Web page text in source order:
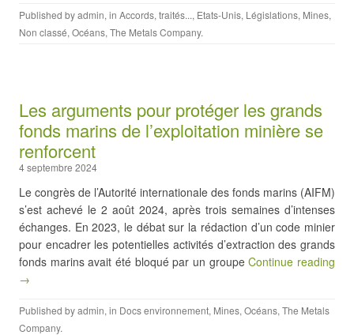
Published byadmin, in Accords, traités..., Etats-Unis, Législations, Mines,
Non classé, Océans, The Metals Company.
Les arguments pour protéger les grands
fonds marins de l’exploitation minière se
renforcent
4 septembre 2024
Le congrès de l’Autorité internationale des fonds marins (AIFM)
s’est achevé le 2 août 2024, après trois semaines d’intenses
échanges. En 2023, le débat sur la rédaction d’un code minier
pour encadrer les potentielles activités d’extraction des grands
fonds marins avait été bloqué par un groupeContinue reading
→
Published byadmin, in Docs environnement, Mines, Océans, The Metals
Company.